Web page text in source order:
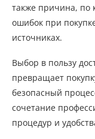
также причина, по
ошибок при
источниках.
Выбор в пользу
превращает
безопасный
сочетание
процедур и